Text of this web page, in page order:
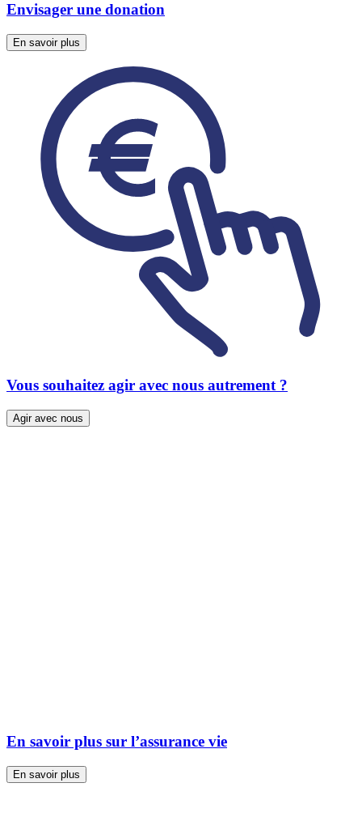
Envisager une donation
En savoir plus
Vous souhaitez agir avec nous autrement ?
Agir avec nous
En savoir plus sur l’assurance vie
En savoir plus